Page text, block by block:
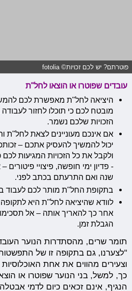
פוטרתם? יש לכם זכויות© fotolia
עובדים שפוטרו או הוצאו לחל"ת
היציאה לחל"ת מאפשרת לכם
מובטח לכם כי תוכלו לחזור
הזכויות שלכם נשמר.
אם אינכם מעוניינים לצאת לחל"ת
יכול להמשיך להעסיק אתכם –
ולקבל את כל הזכויות המגיעות
- פדיון ימי חופשה, פיצויי
שנה ואם התרעתם בכתב לפני.
בתקופת החל"ת מותר לכם לעבוד
לוודא שהיציאה לחל"ת היא
אחר כך להאריך אותה – אל
הגבלת זמן.
תומר שרים, מהסתדרות הנוער
"לצערנו, גם בתקופה זו של התפשטות
וצעירים מהווים את אחת
כך, למשל, בני הנוער שפוטרו או
הנגיף, אינם זכאים כיום לדמי